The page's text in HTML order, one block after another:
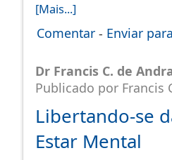
[Mais...]
Comentar - Enviar
Dr Francis C. de
Publicado por Francis
Libertando-se
Estar Mental